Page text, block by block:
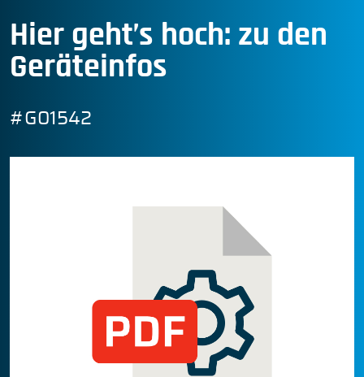
Hier geht’s hoch: zu den
Geräteinfos
#G01542